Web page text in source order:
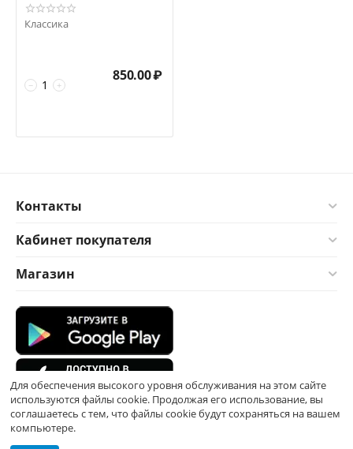
Классика
+
−
850.00₽
Контакты
Кабинет покупателя
Магазин
Для обеспечения высокого уровня обслуживания на этом сайте
используются файлы cookie. Продолжая его использование, вы
соглашаетесь с тем, что файлы cookie будут сохраняться на вашем
компьютере.